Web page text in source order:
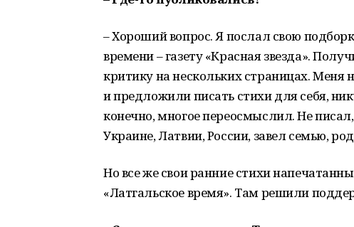
– Хороший вопрос. Я послал свою
времени – газету «Красная звезда».
критику на нескольких страницах.
и предложили писать стихи для себя,
конечно, многое переосмыслил. Не
Украине, Латвии, России, завел семью,
Но все же свои ранние стихи
«Латгальское время». Там решили